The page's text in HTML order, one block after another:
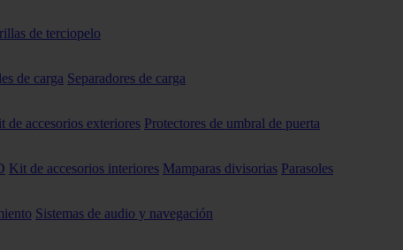
de terciopelo
de carga Separadores de carga
de accesorios exteriores Protectores de umbral de puerta
Kit de accesorios interiores Mamparas divisorias Parasoles
Sistemas de audio y navegación